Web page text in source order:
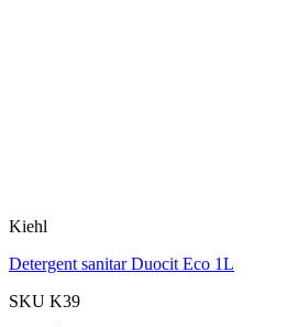
Kiehl
Detergent sanitar Duocit Eco 1L
SKU K39